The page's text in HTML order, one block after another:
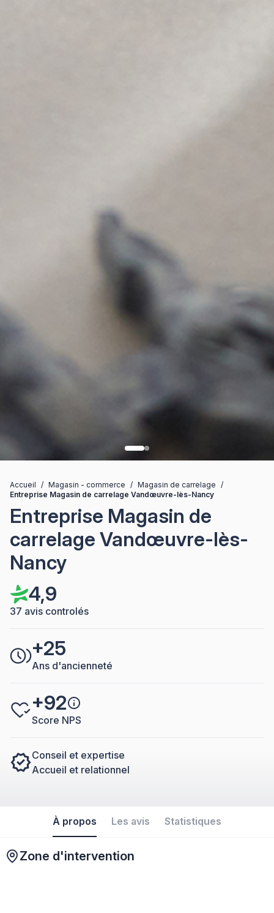
Accueil / Magasin - commerce / Magasin de carrelage /
Entreprise Magasin de carrelage Vandœuvre-lès-Nancy
Entreprise Magasin de
carrelage Vandœuvre-lès-
Nancy
4,9
37 avis controlés
+25
Ans d'ancienneté
+92
Score NPS
Conseil et expertise
Accueil et relationnel
À propos Les avis Statistiques
Zone d'intervention